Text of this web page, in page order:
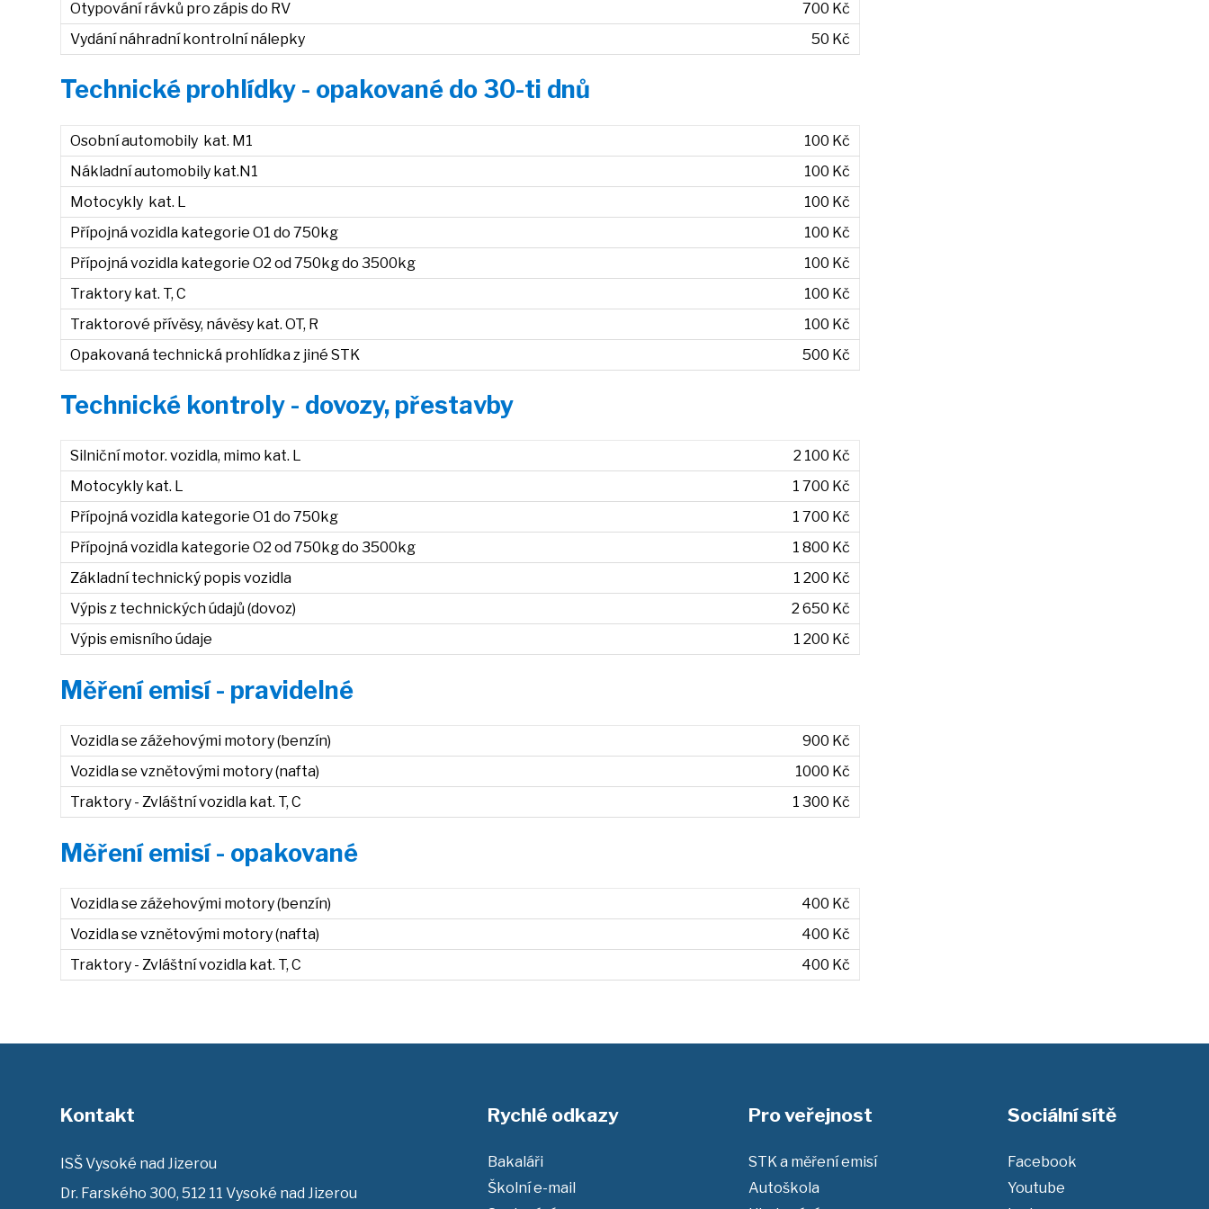
Otypování rávků pro zápis do RV
700 Kč
Vydání náhradní kontrolní nálepky
50 Kč
Technické prohlídky - opakované do 30-ti dnů
Osobní automobily kat. M1
100 Kč
Nákladní automobily kat.N1
100 Kč
Motocykly kat. L
100 Kč
Přípojná vozidla kategorie O1 do 750kg
100 Kč
Přípojná vozidla kategorie O2 od 750kg do 3500kg
100 Kč
Traktory kat. T, C
100 Kč
Traktorové přívěsy, návěsy kat. OT, R
100 Kč
Opakovaná technická prohlídka z jiné STK
500 Kč
Technické kontroly - dovozy, přestavby
Silniční motor. vozidla, mimo kat. L
2 100 Kč
Motocykly kat. L
1 700 Kč
Přípojná vozidla kategorie O1 do 750kg
1 700 Kč
Přípojná vozidla kategorie O2 od 750kg do 3500kg
1 800 Kč
Základní technický popis vozidla
1 200 Kč
Výpis z technických údajů (dovoz)
2 650 Kč
Výpis emisního údaje
1 200 Kč
Měření emisí - pravidelné
Vozidla se zážehovými motory (benzín)
900 Kč
Vozidla se vznětovými motory (nafta)
1000 Kč
Traktory - Zvláštní vozidla kat. T, C
1 300 Kč
Měření emisí - opakované
Vozidla se zážehovými motory (benzín)
400 Kč
Vozidla se vznětovými motory (nafta)
400 Kč
Traktory - Zvláštní vozidla kat. T, C
400 Kč
Kontakt
ISŠ Vysoké nad Jizerou
Dr. Farského 300, 512 11 Vysoké nad Jizerou
Rychlé odkazy
Bakaláři
Školní e-mail
Pro veřejnost
STK a měření emisí
Autoškola
Sociální sítě
Facebook
Youtube